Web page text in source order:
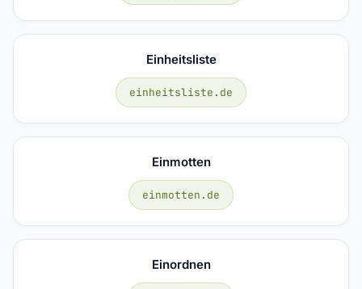
Einheitsliste
einheitsliste.de
Einmotten
einmotten.de
Einordnen